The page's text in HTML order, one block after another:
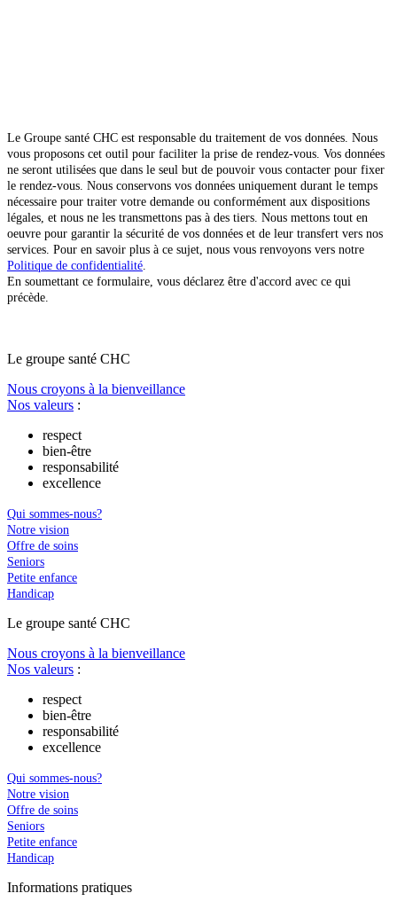
Le Groupe santé CHC est responsable du traitement de vos données. Nous
vous proposons cet outil pour faciliter la prise de rendez-vous. Vos données
ne seront utilisées que dans le seul but de pouvoir vous contacter pour fixer
le rendez-vous. Nous conservons vos données uniquement durant le temps
nécessaire pour traiter votre demande ou conformément aux dispositions
légales, et nous ne les transmettons pas à des tiers. Nous mettons tout en
oeuvre pour garantir la sécurité de vos données et de leur transfert vers nos
services. Pour en savoir plus à ce sujet, nous vous renvoyons vers notre
Politique de confidentialité.
En soumettant ce formulaire, vous déclarez être d'accord avec ce qui
précède.
Le groupe santé CHC
Nous croyons à la bienveillance
Nos valeurs :
respect
bien-être
responsabilité
excellence
Qui sommes-nous?
Notre vision
Offre de soins
Seniors
Petite enfance
Handicap
Le groupe santé CHC
Nous croyons à la bienveillance
Nos valeurs :
respect
bien-être
responsabilité
excellence
Qui sommes-nous?
Notre vision
Offre de soins
Seniors
Petite enfance
Handicap
Informations pratiques